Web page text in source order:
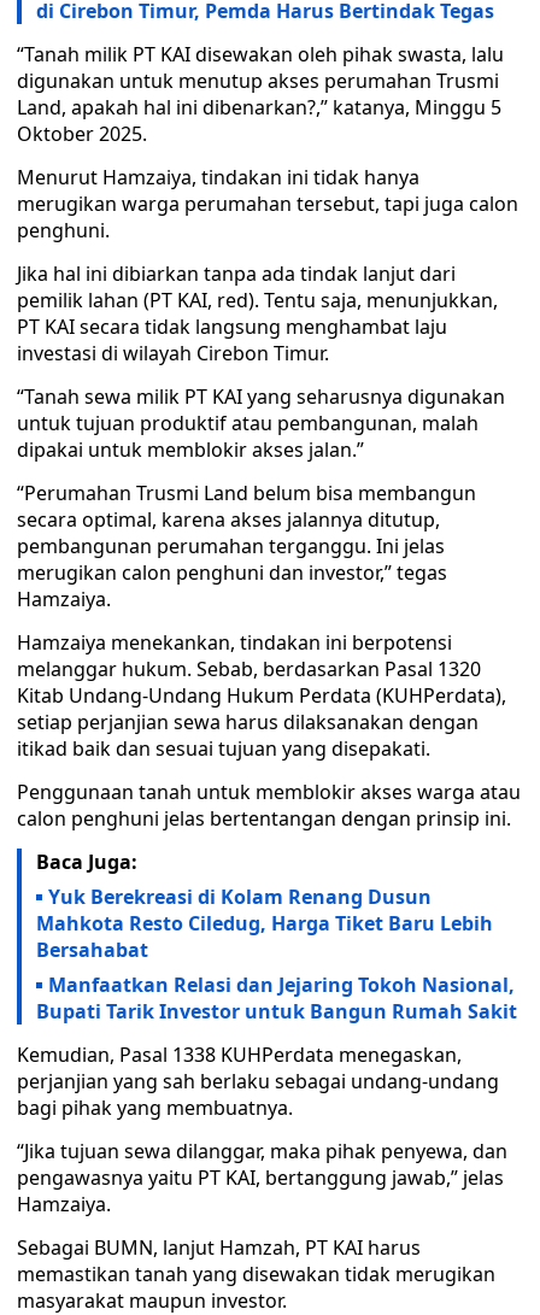
di Cirebon Timur, Pemda Harus Bertindak Tegas
“Tanah milik PT KAI disewakan oleh pihak swasta, lalu
digunakan untuk menutup akses perumahan Trusmi
Land, apakah hal ini dibenarkan?,” katanya, Minggu 5
Oktober 2025.
Menurut Hamzaiya, tindakan ini tidak hanya
merugikan warga perumahan tersebut, tapi juga calon
penghuni.
Jika hal ini dibiarkan tanpa ada tindak lanjut dari
pemilik lahan (PT KAI, red). Tentu saja, menunjukkan,
PT KAI secara tidak langsung menghambat laju
investasi di wilayah Cirebon Timur.
“Tanah sewa milik PT KAI yang seharusnya digunakan
untuk tujuan produktif atau pembangunan, malah
dipakai untuk memblokir akses jalan.”
“Perumahan Trusmi Land belum bisa membangun
secara optimal, karena akses jalannya ditutup,
pembangunan perumahan terganggu. Ini jelas
merugikan calon penghuni dan investor,” tegas
Hamzaiya.
Hamzaiya menekankan, tindakan ini berpotensi
melanggar hukum. Sebab, berdasarkan Pasal 1320
Kitab Undang-Undang Hukum Perdata (KUHPerdata),
setiap perjanjian sewa harus dilaksanakan dengan
itikad baik dan sesuai tujuan yang disepakati.
Penggunaan tanah untuk memblokir akses warga atau
calon penghuni jelas bertentangan dengan prinsip ini.
Baca Juga:
Yuk Berekreasi di Kolam Renang Dusun
Mahkota Resto Ciledug, Harga Tiket Baru Lebih
Bersahabat
Manfaatkan Relasi dan Jejaring Tokoh Nasional,
Bupati Tarik Investor untuk Bangun Rumah Sakit
Kemudian, Pasal 1338 KUHPerdata menegaskan,
perjanjian yang sah berlaku sebagai undang-undang
bagi pihak yang membuatnya.
“Jika tujuan sewa dilanggar, maka pihak penyewa, dan
pengawasnya yaitu PT KAI, bertanggung jawab,” jelas
Hamzaiya.
Sebagai BUMN, lanjut Hamzah, PT KAI harus
memastikan tanah yang disewakan tidak merugikan
masyarakat maupun investor.